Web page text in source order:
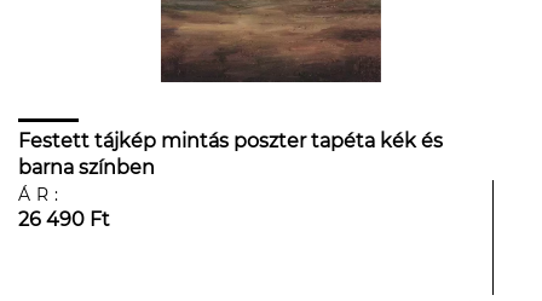
Festett tájkép mintás poszter tapéta kék és
barna színben
ÁR:
26 490 Ft